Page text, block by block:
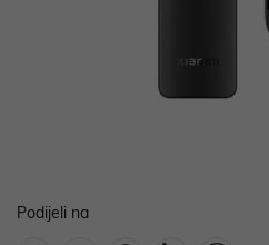
Podijeli na